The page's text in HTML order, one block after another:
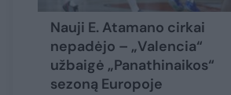
Nauji E. Atamano cirkai
nepadėjo – „Valencia“
užbaigė „Panathinaikos“
sezoną Europoje